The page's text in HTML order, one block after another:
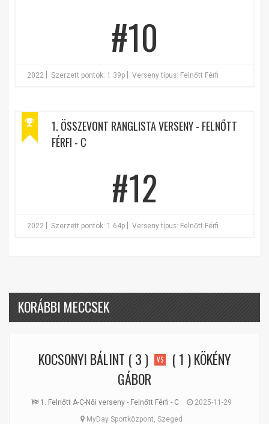
#10
2022 Szerzett pontok: 1.39p Verseny típus: Felnőtt Férfi
1. ÖSSZEVONT RANGLISTA VERSENY - FELNŐTT
FÉRFI - C
#12
2022 Szerzett pontok: 1.64p Verseny típus: Felnőtt Férfi
KORÁBBI MECCSEK
KOCSONYI BÁLINT ( 3 ) VS ( 1 )KÖKÉNY
GÁBOR
1. Felnőtt A-C-Női verseny - Felnőtt Férfi - C
2025-11-29
MyDay Sportközpont, Szeged